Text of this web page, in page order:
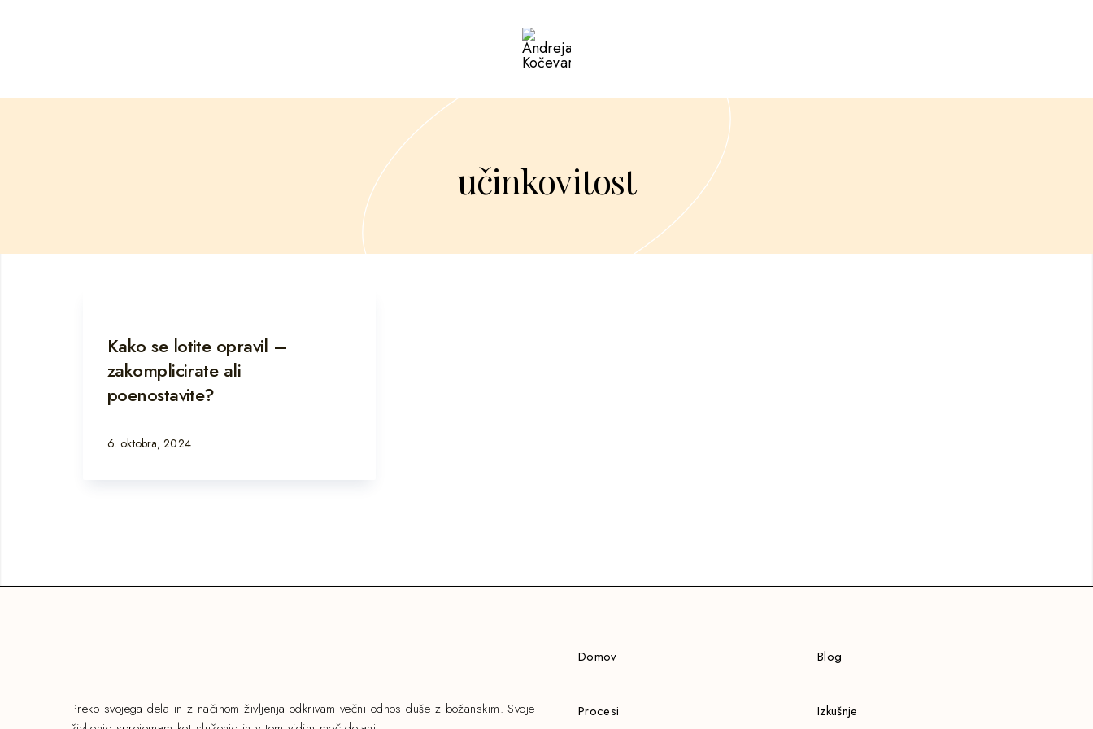
učinkovitost
Kako se lotite opravil –
zakomplicirate ali
poenostavite?
6. oktobra, 2024
Preko svojega dela in z načinom življenja odkrivam večni odnos duše z božanskim. Svoje
Domov
Procesi
Blog
Izkušnje